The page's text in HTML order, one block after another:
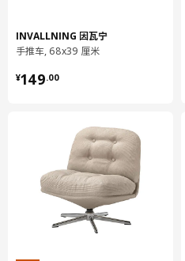
用干净布块擦干
实心松木, 粘着剂, 实心松木, 着色
床尾/ 档/ 底档/ 床端栏杆:
实心松木, 粘着剂, 着色漆, 丙烯酸
INVALLNING 因瓦宁
手推车, 68x39 厘米
¥149.00
¥ 149.00